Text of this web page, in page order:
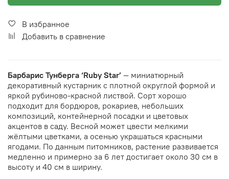
В избранное
Добавить в сравнение
Барбарис Тунберга ‘Ruby Star’ — миниатюрный
декоративный кустарник с плотной округлой формой и
яркой рубиново-красной листвой. Сорт хорошо
подходит для бордюров, рокариев, небольших
композиций, контейнерной посадки и цветовых
акцентов в саду. Весной может цвести мелкими
жёлтыми цветками, а осенью украшаться красными
ягодами. По данным питомников, растение развивается
медленно и примерно за 6 лет достигает около 30 см в
высоту и 40 см в ширину.